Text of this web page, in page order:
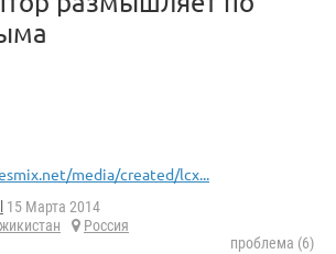
media/created/lcx...
15 Марта 2014
Россия
проблема (6)